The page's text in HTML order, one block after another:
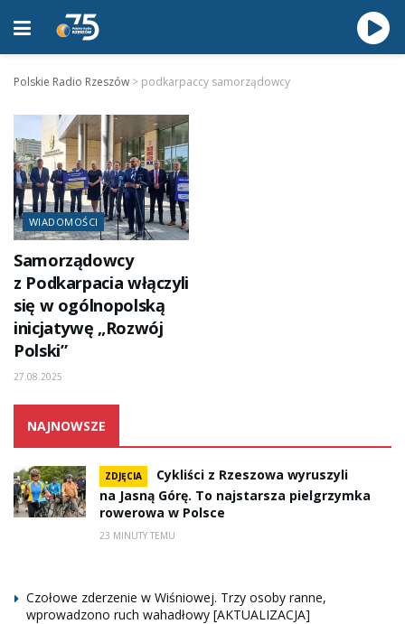
Polskie Radio Rzeszów > podkarpaccy samorządowcy
WIADOMOŚCI
Samorządowcy
z Podkarpacia włączyli
się w ogólnopolską
inicjatywę „Rozwój
Polski”
27.08.2025
NAJNOWSZE
ZDJĘCIA
Cykliści z Rzeszowa wyruszyli
na Jasną Górę. To najstarsza pielgrzymka
rowerowa w Polsce
23 MINUTY TEMU
Czołowe zderzenie w Wiśniowej. Trzy osoby ranne,
wprowadzono ruch wahadłowy [AKTUALIZACJA]